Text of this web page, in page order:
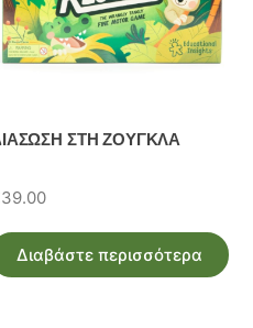
ΣΤΗ ΖΟΥΓΚΛΑ
39.00
Διαβάστε περισσότερα